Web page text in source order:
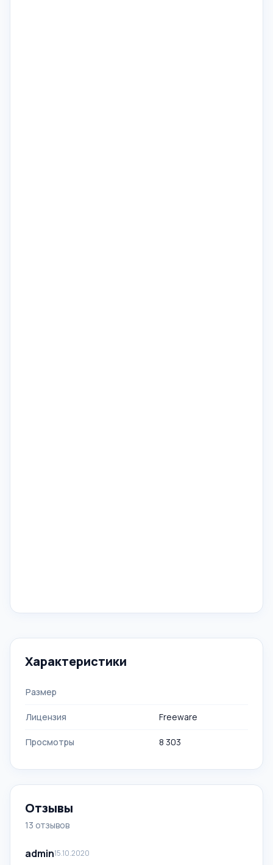
Характеристики
Размер
Лицензия Freeware
Просмотры 8 303
Отзывы
13 отзывов
admin15.10.2020